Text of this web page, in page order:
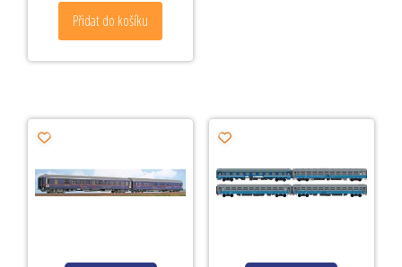
Přidat do košíku